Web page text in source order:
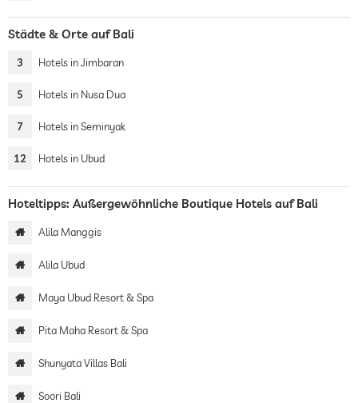
Städte & Orte auf Bali
3 Hotels in Jimbaran
5 Hotels in Nusa Dua
7 Hotels in Seminyak
12 Hotels in Ubud
Hoteltipps: Außergewöhnliche Boutique Hotels auf Bali
Alila Manggis
Alila Ubud
Maya Ubud Resort & Spa
Pita Maha Resort & Spa
Shunyata Villas Bali
Soori Bali